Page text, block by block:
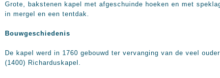
Grote, bakstenen kapel met afgeschuinde hoeken en met
in mergel en een tentdak.
Bouwgeschiedenis
De kapel werd in 1760 gebouwd ter vervanging van de veel
(1400) Richarduskapel.